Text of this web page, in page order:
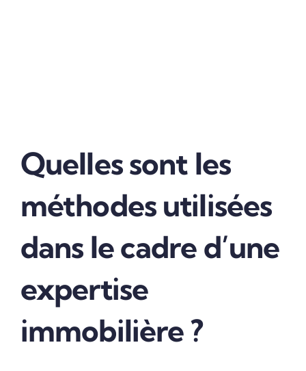
Quelles sont les
méthodes utilisées
dans le cadre d’une
expertise
immobilière ?